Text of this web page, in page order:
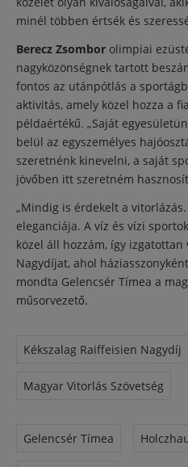
minél többen értsék és
Berecz Zsombor olimpiai
nagyközönségnek tartott
fontos az utánpótlás a
aktivitás, amely közel hozza a
példaértékű. „Saját
belül az egyszemélyes
szeretnénk kinevelni, a saját
jövőben itt szeretném
„Mindig is érdekelt a
eleganciája. A víz és vízi
közel áll hozzám, így
Nagydíjat, ahol
mondta Gelencsér Tímea a
műsorvezető.
Kékszalag Raiffeisien Nagydíj
Magyar Vitorlás Szövetség
Gelencsér Tímea